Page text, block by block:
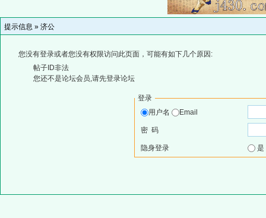
提示信息 » 济公
您没有登录或者您没有权限访问此页面，可能有如下几个原因:
帖子ID非法
您还不是论坛会员,请先登录论坛
登录
用户名
Email
密 码
隐身登录